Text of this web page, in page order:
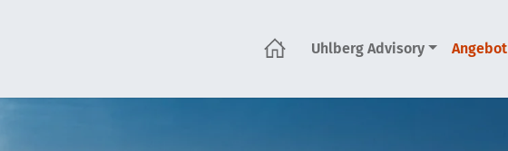
Uhlberg Advisory Angebot
Suche